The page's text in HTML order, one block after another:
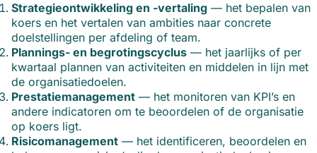
Strategieontwikkeling en -vertaling — het bepalen van
koers en het vertalen van ambities naar concrete
doelstellingen per afdeling of team.
Plannings- en begrotingscyclus — het jaarlijks of per
kwartaal plannen van activiteiten en middelen in lijn met
de organisatiedoelen.
Prestatiemanagement — het monitoren van KPI’s en
andere indicatoren om te beoordelen of de organisatie
op koers ligt.
Risicomanagement — het identificeren, beoordelen en